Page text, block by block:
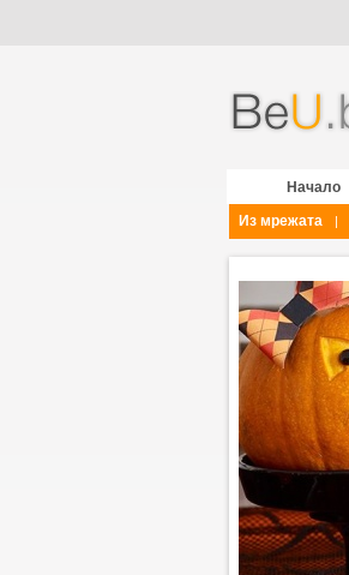
Начало
Из мрежата
|